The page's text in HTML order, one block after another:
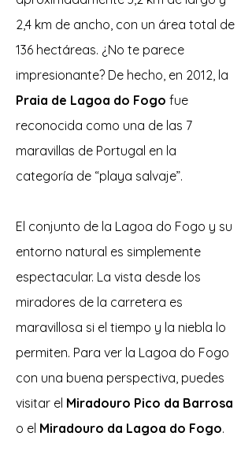
2,4 km de ancho, con un área total de
136 hectáreas. ¿No te parece
impresionante? De hecho, en 2012, la
Praia de Lagoa do Fogo fue
reconocida como una de las 7
maravillas de Portugal en la
categoría de “playa salvaje”.
El conjunto de la Lagoa do Fogo y su
entorno natural es simplemente
espectacular. La vista desde los
miradores de la carretera es
maravillosa si el tiempo y la niebla lo
permiten. Para ver la Lagoa do Fogo
con una buena perspectiva, puedes
visitar el Miradouro Pico da Barrosa
o el Miradouro da Lagoa do Fogo.